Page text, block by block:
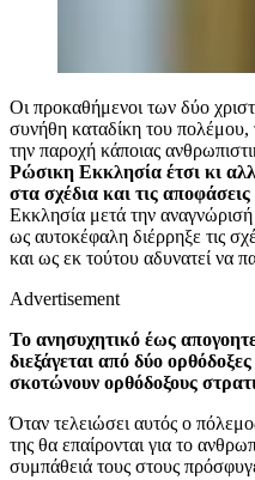
Οι προκαθήμενοι των δύο
συνήθη καταδίκη του πολέμου,
την παροχή κάποιας
Ρώσικη Εκκλησία έτσι κι
στα σχέδια και τις
Εκκλησία μετά την
ως αυτοκέφαλη διέρρηξε τις
και ως εκ τούτου αδυνατεί να
Advertisement
Το ανησυχητικό έως
διεξάγεται από δύο
σκοτώνουν ορθόδοξους
Όταν τελειώσει αυτός ο
της θα επαίρονται για το
συμπάθειά τους στους